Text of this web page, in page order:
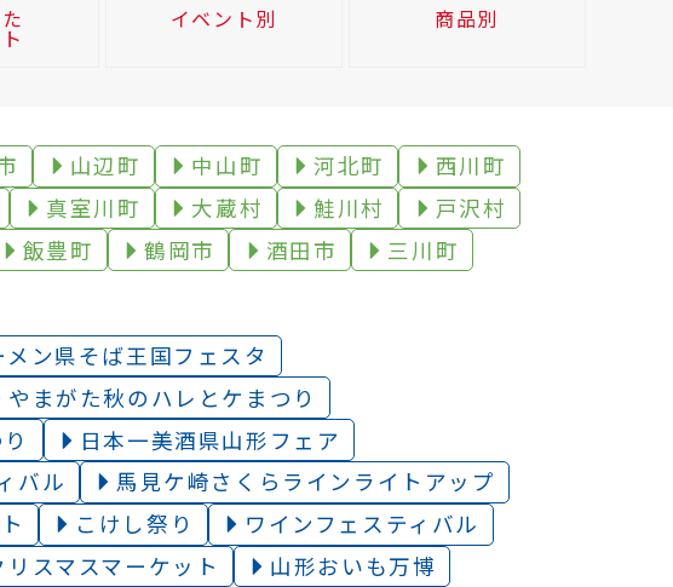
イベント別 商品別
山辺町 中山町 河北町
西川町
真室川町 大蔵村 鮭川村
戸沢村
飯豊町 鶴岡市 酒田市
三川町
メン県そば王国フェスタ
やまがた秋のハレとケまつり
日本一美酒県山形フェア
バル
馬見ケ崎さくらラインライトアップ
こけし祭り
ワインフェスティバル
リスマスマーケット 山形おいも万博